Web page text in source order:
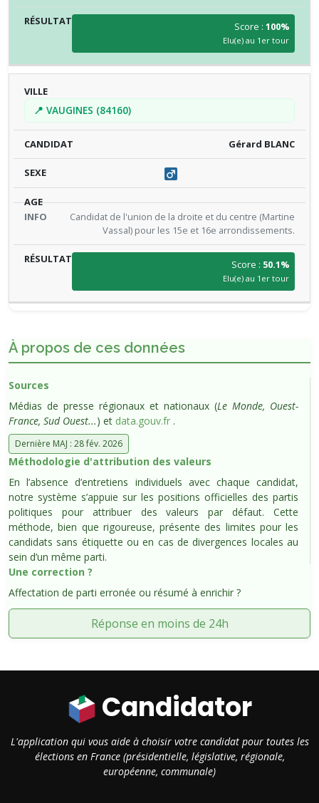
Score :100%
Elu(e) au 1er tour
📍 VAUGINES (84160)
Gérard BLANC
Candidat de l'union de la droite et du centre (Martine
Vassal) pour les 15e et 16e arrondissements.
Score : 50.1%
Elu(e) au 1er tour
À propos de ces données
Sources
Médias de presse régionaux et nationaux (Le Monde, Ouest-
France, Sud Ouest...) et data.gouv.fr .
Dernière MAJ : 28 fév. 2026
Méthodologie d'attribution des valeurs
En l’absence d’entretiens individuels avec chaque candidat,
notre système s’appuie sur les positions officielles des partis
politiques pour attribuer des valeurs par défaut. Cette
méthode, bien que rigoureuse, présente des limites pour les
candidats sans étiquette ou en cas de divergences locales au
sein d’un même parti.
Une correction ?
Affectation de parti erronée ou résumé à enrichir ?
Réponse en moins de 24h
Candidator
L'application qui vous aide à choisir votre candidat pour toutes les
élections en France (présidentielle, législative, régionale,
européenne, communale)